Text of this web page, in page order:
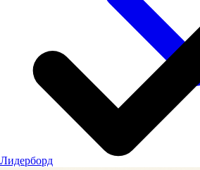
Лидерборд